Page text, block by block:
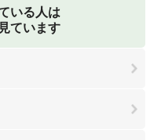
いる人は
ています